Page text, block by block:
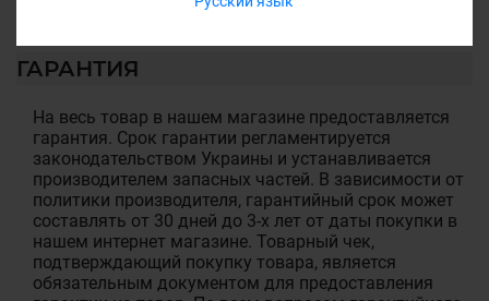
ГАРАНТИЯ
На весь товар в нашем магазине предоставляется
гарантия. Срок гарантии регламентируется
законодательством Украины и устанавливается
производителем запасных частей. В зависимости от
политики производителя, гарантийный срок может
составлять от 30 дней до 3-х лет от даты покупки в
нашем интернет магазине. Товарный чек,
подтверждающий покупку товара, является
обязательным документом для предоставления